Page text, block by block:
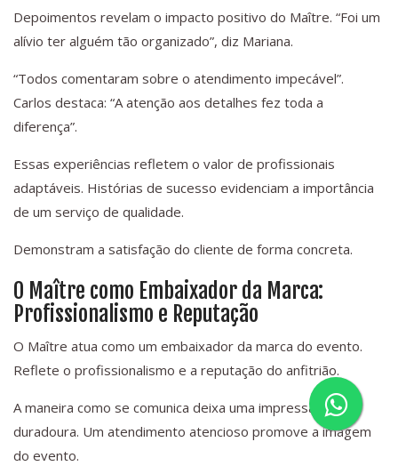
Depoimentos revelam o impacto positivo do Maître. “Foi um
alívio ter alguém tão organizado”, diz Mariana.
“Todos comentaram sobre o atendimento impecável”.
Carlos destaca: “A atenção aos detalhes fez toda a
diferença”.
Essas experiências refletem o valor de profissionais
adaptáveis. Histórias de sucesso evidenciam a importância
de um serviço de qualidade.
Demonstram a satisfação do cliente de forma concreta.
O Maître como Embaixador da Marca:
Profissionalismo e Reputação
O Maître atua como um embaixador da marca do evento.
Reflete o profissionalismo e a reputação do anfitrião.
A maneira como se comunica deixa uma impressão
duradoura. Um atendimento atencioso promove a imagem
do evento.